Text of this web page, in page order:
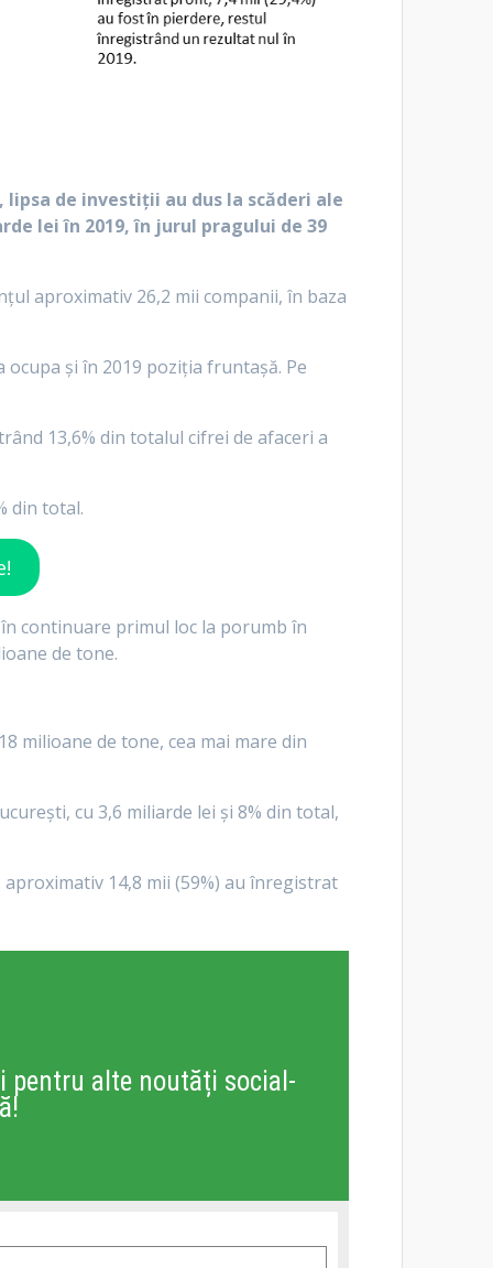
de investiții au dus la scăderi ale
lei în 2019, în jurul pragului de 39
aproximativ 26,2 mii companii, în baza
și în 2019 poziția fruntașă. Pe
13,6% din totalul cifrei de afaceri a
din total.
continuare primul loc la porumb în
de tone.
milioane de tone, cea mai mare din
cu 3,6 miliarde lei și 8% din total,
14,8 mii (59%) au înregistrat
pentru alte noutăți social-